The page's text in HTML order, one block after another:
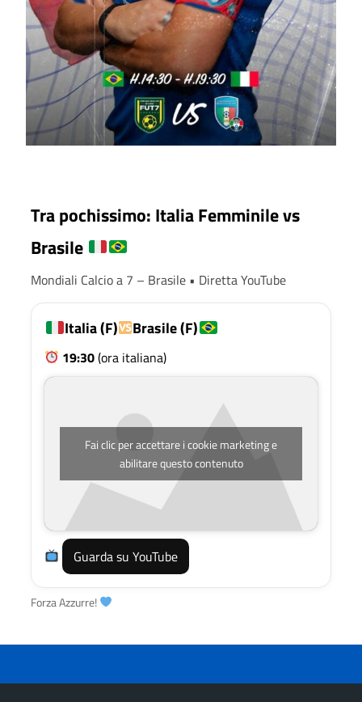
Tra pochissimo: Italia Femminile vs
Brasile
Mondiali Calcio a 7 – Brasile • Diretta YouTube
Italia (F) Brasile (F)
19:30(ora italiana)
Fai clic per accettare i cookie marketing e
abilitare questo contenuto
Guarda su YouTube
Forza Azzurre!